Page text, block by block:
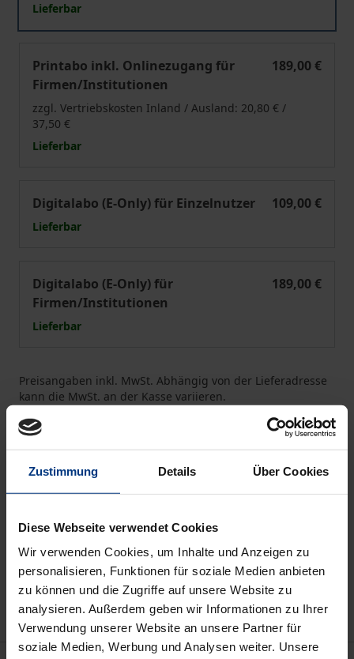
Zustimmung Details Über Cookies
Diese Webseite verwendet Cookies
Wir verwenden Cookies, um Inhalte und Anzeigen zu
personalisieren, Funktionen für soziale Medien anbieten
zu können und die Zugriffe auf unsere Website zu
analysieren. Außerdem geben wir Informationen zu Ihrer
Verwendung unserer Website an unsere Partner für
soziale Medien, Werbung und Analysen weiter. Unsere
Lieferbar
Printabo inkl. Onlinezugang für
Firmen/Institutionen
189,00 €
zzgl. Vertriebskosten Inland / Ausland: 20,80 € /
37,50 €
Lieferbar
Digitalabo (E-Only) für Einzelnutzer
109,00 €
Lieferbar
Digitalabo (E-Only) für
Firmen/Institutionen
189,00 €
Lieferbar
Preisangaben inkl. MwSt. Abhängig von der Lieferadresse
kann die MwSt. an der Kasse variieren.
Zur Wunschliste hinzufügen
Zeitschrift, des Abotyps sowie Ihrer Kontaktdaten
per Mail an service@nomos-shop.de.
Kündigung 6 Wochen zum Kalenderjahresende
Hinweise zu Versandkosten